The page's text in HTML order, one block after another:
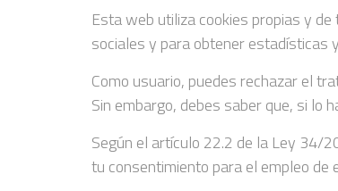
Esta web utiliza cookies propias y
sociales y para obtener estadísticas
Como usuario, puedes rechazar el
Sin embargo, debes saber que, si lo
Según el artículo 22.2 de la Ley 34/
tu consentimiento para el empleo de